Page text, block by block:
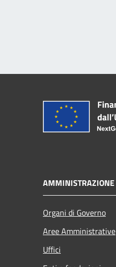
AMMINISTRAZIONE
Organi di Governo
Aree Amministrative
Uffici